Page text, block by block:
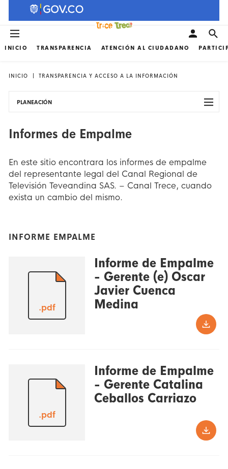
INICIO TRANSPARENCIA ATENCIÓN AL CIUDADANO
INICIO TRANSPARENCIA Y ACCESO A LA INFORMACIÓN
PLANEACIÓN
Informes de Empalme
En este sitio encontrara los informes de empalme
del representante legal del Canal Regional de
Televisión Teveandina SAS. – Canal Trece, cuando
exista un cambio del mismo.
INFORME EMPALME
.pdf
Informe de Empalme
- Gerente (e) Oscar
Javier Cuenca
Medina
.pdf
Informe de Empalme
- Gerente Catalina
Ceballos Carriazo